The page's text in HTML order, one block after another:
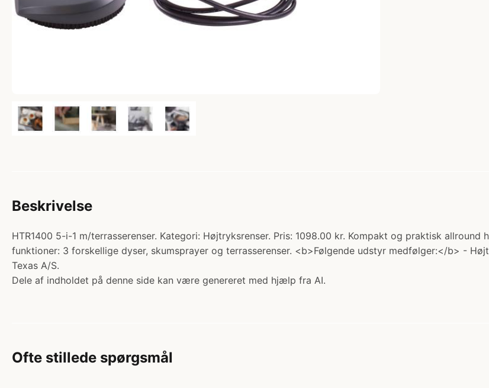
Beskrivelse
HTR1400 5-i-1 m/terrasserenser. Kategori: Højtryksrenser. Pris: 1098.00 kr. Kompakt og praktisk
funktioner: 3 forskellige dyser, skumsprayer og terrasserenser. <b>Følgende udstyr medfølger:</b> -
Texas A/S.
Dele af indholdet på denne side kan være genereret med hjælp fra AI.
Ofte stillede spørgsmål